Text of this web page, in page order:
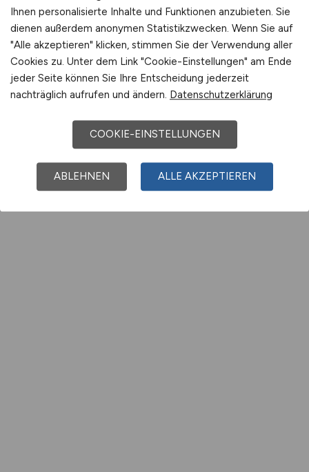
Ihnen personalisierte Inhalte und Funktionen anzubieten. Sie
dienen außerdem anonymen Statistikzwecken. Wenn Sie auf
"Alle akzeptieren" klicken, stimmen Sie der Verwendung aller
Cookies zu. Unter dem Link "Cookie-Einstellungen" am Ende
jeder Seite können Sie Ihre Entscheidung jederzeit
nachträglich aufrufen und ändern. Datenschutzerklärung
COOKIE-EINSTELLUNGEN
ABLEHNEN ALLE AKZEPTIEREN